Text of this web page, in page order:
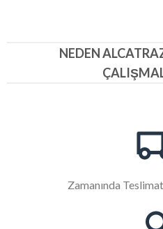
NEDEN
Zamanında